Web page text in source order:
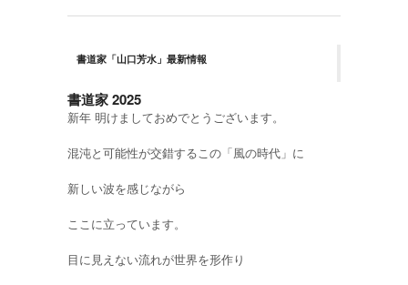
書道家「山口芳水」最新情報
書道家 2025
新年 明けましておめでとうございます。
混沌と可能性が交錯するこの「風の時代」に
新しい波を感じながら
ここに立っています。
目に見えない流れが世界を形作り